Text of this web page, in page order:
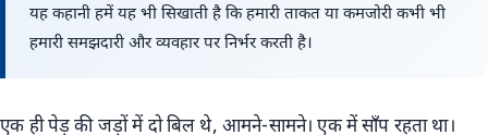
यह कहानी हमें यह भी सिखाती है कि हमारी ताकत या कमजोरी कभी भी
हमारी समझदारी और व्यवहार पर निर्भर करती है।
एक ही पेड़ की जड़ों में दो बिल थे, आमने-सामने। एक में साँप रहता था।